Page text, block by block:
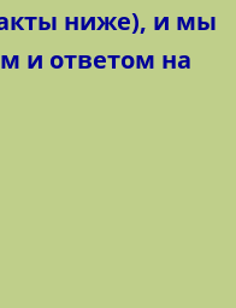
ниже), и мы
и ответом на